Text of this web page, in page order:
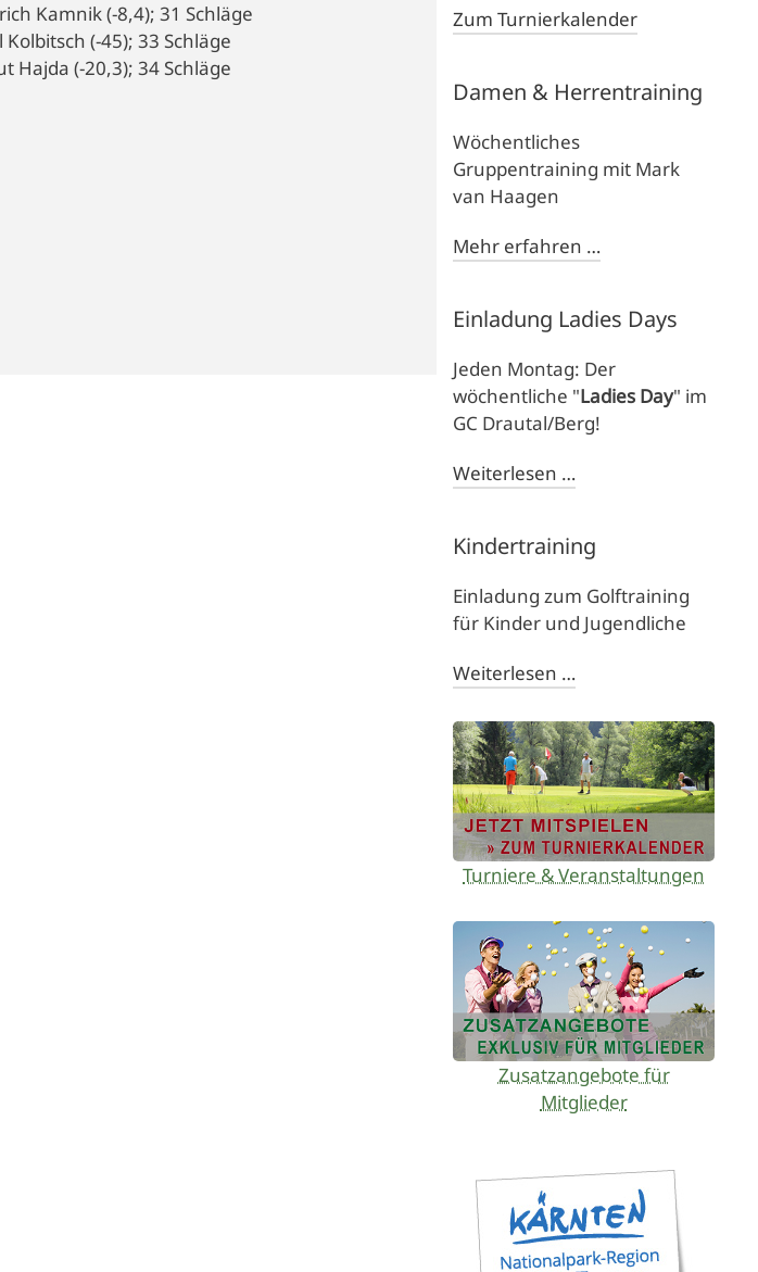
Kamnik (-8,4); 31 Schläge
(-45); 33 Schläge
Hajda (-20,3); 34 Schläge
Zum Turnierkalender
Damen & Herrentraining
Wöchentliches
Gruppentraining mit Mark
van Haagen
Mehr erfahren …
Einladung Ladies Days
Jeden Montag: Der
wöchentliche "Ladies Day" im
GC Drautal/Berg!
Weiterlesen …
Kindertraining
Einladung zum Golftraining
für Kinder und Jugendliche
Weiterlesen …
Turniere & Veranstaltungen
Zusatzangebote für
Mitglieder